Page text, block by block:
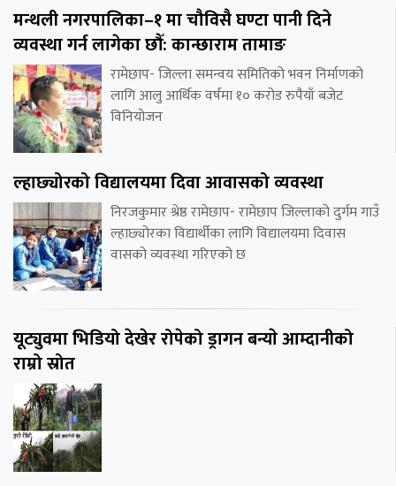
मन्थली नगरपालिका–१ मा चौविसै घण्टा पानी दिने
व्यवस्था गर्न लागेका छौँ: कान्छाराम तामाङ
रामेछाप- जिल्ला समन्वय समितिको भवन निर्माणको
लागि आलु आर्थिक वर्षमा १० करोड रुपैयाँ बजेट
विनियोजन
ल्हाछ्योरको विद्यालयमा दिवा आवासको व्यवस्था
निरजकुमार श्रेष्ठ रामेछाप- रामेछाप जिल्लाको दुर्गम गाउँ
ल्हाछ्योरका विद्यार्थीका लागि विद्यालयमा दिवास
वासको व्यवस्था गरिएको छ
यूट्युवमा भिडियो देखेर रोपेको ड्रागन बन्याे आम्दानीको
राम्रो स्रोत